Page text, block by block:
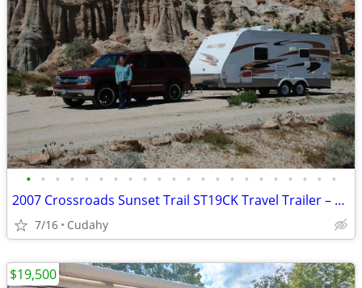
• • • • • • • • • • • • • • • • • • • • • •
2007 Crossroads Sunset Trail ST19CK Travel Trailer – Excellent Conditi
7/16 Cudahy
$19,500